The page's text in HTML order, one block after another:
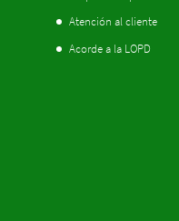
Atención al cliente
Acorde a la LOPD